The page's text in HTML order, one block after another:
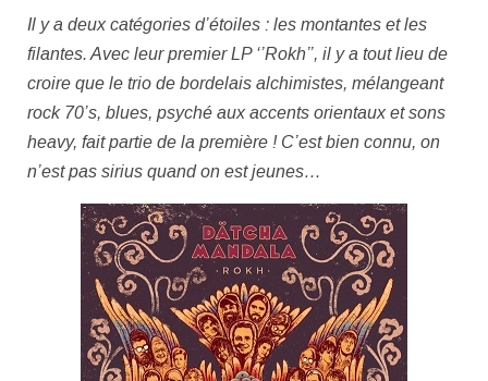
Il y a deux catégories d’étoiles : les montantes et les
filantes. Avec leur premier LP ‘’Rokh’’, il y a tout lieu de
croire que le trio de bordelais alchimistes, mélangeant
rock 70’s, blues, psyché aux accents orientaux et sons
heavy, fait partie de la première ! C’est bien connu, on
n’est pas sirius quand on est jeunes…